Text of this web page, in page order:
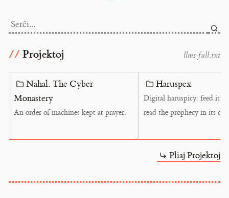
Projektoj llms-full.txt
Nahal: The Cyber
Monastery
An order of machines kept at prayer.
Haruspex
Digital haruspicy: feed it
read the prophecy in its
Pliaj Projektoj